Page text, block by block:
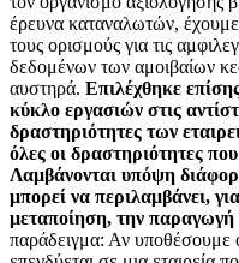
έρευνα καταναλωτών,
τους ορισμούς για τις
δεδομένων των αμοιβαίων
αυστηρά. Επιλέχθηκε
κύκλο εργασιών στις
δραστηριότητες των
όλες οι δραστηριότητες
Λαμβάνονται υπόψη
μπορεί να περιλαμβάνει,
μεταποίηση, την
παράδειγμα: Αν υποθέσουμε